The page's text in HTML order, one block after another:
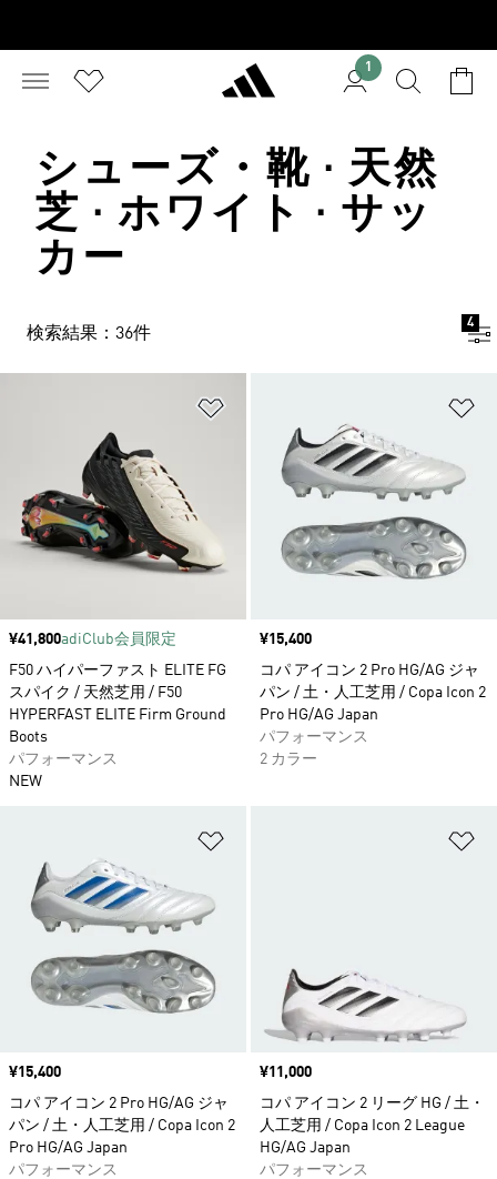
1
シューズ・靴 · 天然
芝 · ホワイト · サッ
カー
検索結果：36件
4
価格
¥41,800adiClub会員限定
F50 ハイパーファスト ELITE FG
スパイク / 天然芝用 / F50
HYPERFAST ELITE Firm Ground
Boots
パフォーマンス
NEW
価格
¥15,400
コパ アイコン 2 Pro HG/AG ジャ
パン / 土・人工芝用 / Copa Icon 2
Pro HG/AG Japan
パフォーマンス
2 カラー
価格
¥15,400
コパ アイコン 2 Pro HG/AG ジャ
パン / 土・人工芝用 / Copa Icon 2
Pro HG/AG Japan
パフォーマンス
価格
¥11,000
コパ アイコン 2 リーグ HG / 土・
人工芝用 / Copa Icon 2 League
HG/AG Japan
パフォーマンス